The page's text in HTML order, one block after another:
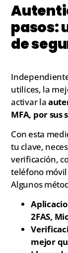
pasos:
de
utilices, la
activar la
MFA, por sus
Con esta
tu clave,
verificación,
teléfono
Algunos
2FAS,
mejor